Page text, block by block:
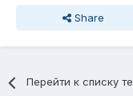
Share
Перейти к списку